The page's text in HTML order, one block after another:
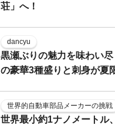
荘」へ！
dancyu
黒瀬ぶりの魅力を味わい
の豪華3種盛りと刺身が夏
世界的自動車部品メーカーの挑戦
世界最小約1ナノメートル